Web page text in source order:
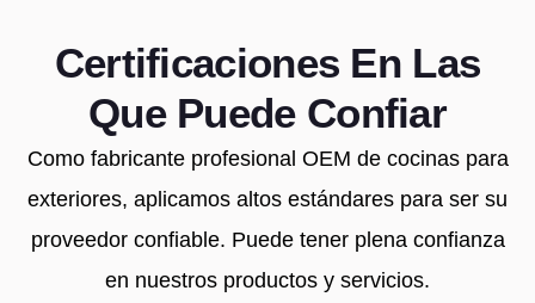
Certificaciones En Las
Que Puede Confiar
Como fabricante profesional OEM de cocinas para
exteriores, aplicamos altos estándares para ser su
proveedor confiable. Puede tener plena confianza
en nuestros productos y servicios.